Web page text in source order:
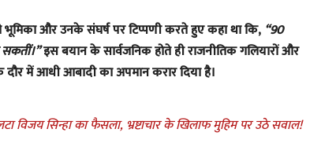
भूमिका और उनके संघर्ष पर टिप्पणी करते हुए कहा था कि, “90
सकतीं।”इस बयान के सार्वजनिक होते ही राजनीतिक गलियारों और
में आधी आबादी का अपमान करार दिया है।
विजय सिन्हा का फैसला, भ्रष्टाचार के खिलाफ मुहिम पर उठे सवाल!